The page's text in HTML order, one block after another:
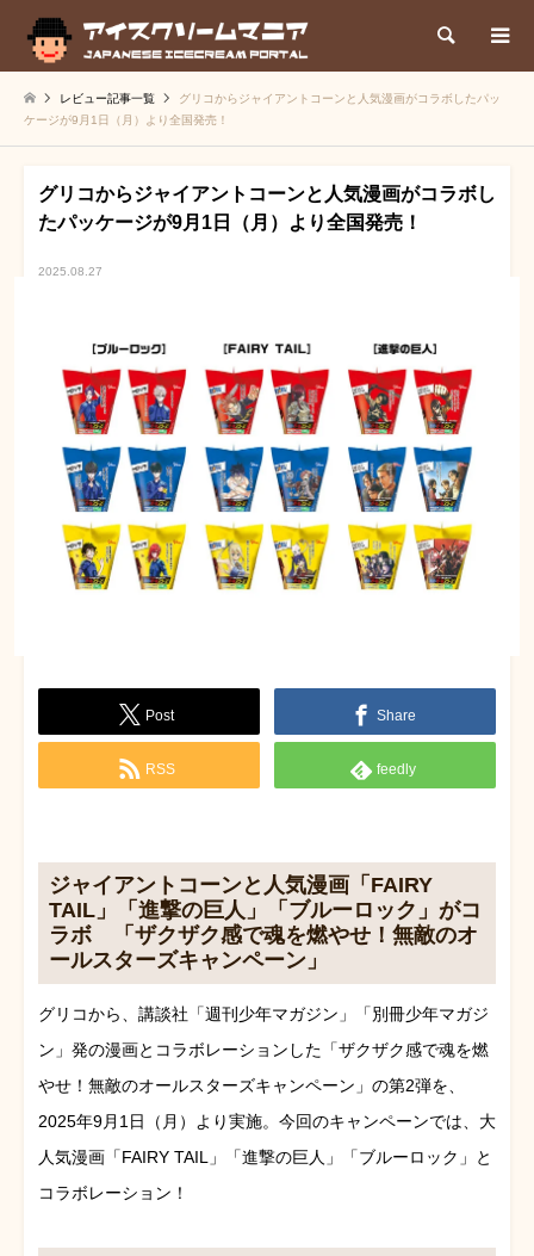
検索
レビュー記事一覧
グリコからジャイアントコーンと人気漫画がコラボしたパッ
ケージが9月1日（月）より全国発売！
グリコからジャイアントコーンと人気漫画がコラボし
たパッケージが9月1日（月）より全国発売！
2025.08.27
Post Share
RSS feedly
ジャイアントコーンと人気漫画「FAIRY
TAIL」「進撃の巨人」「ブルーロック」がコ
ラボ 「ザクザク感で魂を燃やせ！無敵のオ
ールスターズキャンペーン」
グリコから、講談社「週刊少年マガジン」「別冊少年マガジ
ン」発の漫画とコラボレーションした「ザクザク感で魂を燃
やせ！無敵のオールスターズキャンペーン」の第2弾を、
2025年9月1日（月）より実施。今回のキャンペーンでは、大
人気漫画「FAIRY TAIL」「進撃の巨人」「ブルーロック」と
コラボレーション！